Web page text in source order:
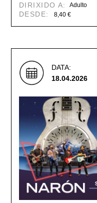
DIRIXIDO A:
Adulto
DESDE: 8,40 €
DATA:
18.04.2026